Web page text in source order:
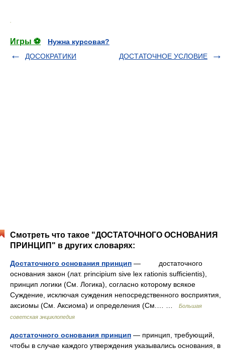
Игры ⚽
Нужна курсовая?
ДОСОКРАТИКИ
ДОСТАТОЧНОЕ УСЛОВИЕ
Смотреть что такое "ДОСТАТОЧНОГО ОСНОВАНИЯ
ПРИНЦИП" в других словарях:
Достаточного основания принцип — достаточного
основания закон (лат. principium sive lex rationis sufficientis),
принцип логики (См. Логика), согласно которому всякое
Суждение, исключая суждения непосредственного восприятия,
аксиомы (См. Аксиома) и определения (См.… …
Большая
советская энциклопедия
достаточного основания принцип — принцип, требующий,
чтобы в случае каждого утверждения указывались основания, в